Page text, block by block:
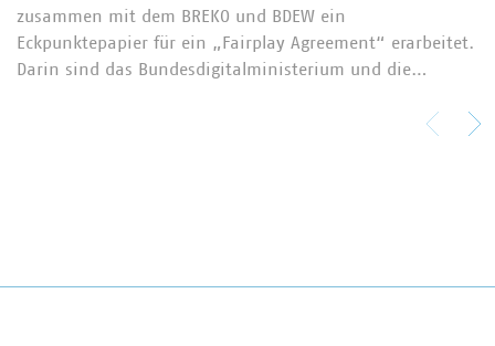
zusammen mit dem BREKO und BDEW ein
Eckpunktepapier für ein „Fairplay Agreement“ erarbeitet.
Darin sind das Bundesdigitalministerium und die…